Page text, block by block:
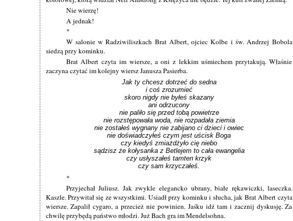
Nie wierzę!
A jednak!
*
W salonie w Radziwiliszkach Brat Albert, ojciec Kolbe i św. Andrzej Bobola
siedzą przy kominku.
Brat Albert czyta im wiersze, a oni z lekkim uśmiechem przytakują. Właśnie
zaczyna czytać im kolejny wiersz Janusza Pasierba.
Jak ty chcesz dotrzeć do sedna
i coś zrozumieć
skoro nigdy nie byłeś skazany
ani odrzucony
nie paliło się przed tobą powietrze
nie rozstępowała woda, nie rozpadała ziemia
nie zostałeś wygnany nie zabijano ci dzieci i owiec
nie doświadczyłeś czym jest uścisk Boga
czy kiedyś zmiażdżyło cię niebo
sądzisz że kołysanka z Betlejem to cała ewangelia
czy usłyszałeś tamten krzyk
czy sam krzyczałeś.
*
Przyjechał Juliusz. Jak zwykle elegancko ubrany, białe rękawiczki, laseczka.
Kaszle. Przywitał się ze wszystkimi. Usiadł przy kominku i słucha, jak Brat Albert czyta
wiersze. Zapalił cygaro, a przecież nie powinien. Jaśku idź tam i zacznij dyskusję. Za
chwilę przybędą państwo młodzi. Już Bach gra im Mendelsohna.